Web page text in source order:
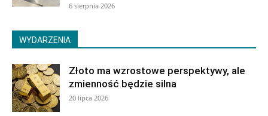
6 sierpnia 2026
WYDARZENIA
Złoto ma wzrostowe perspektywy, ale
zmienność będzie silna
20 lipca 2026